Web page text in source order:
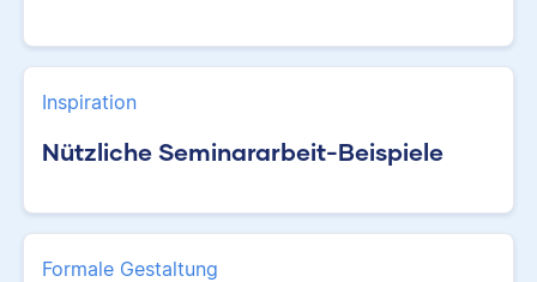
Inspiration
Nützliche Seminararbeit-Beispiele
Formale Gestaltung